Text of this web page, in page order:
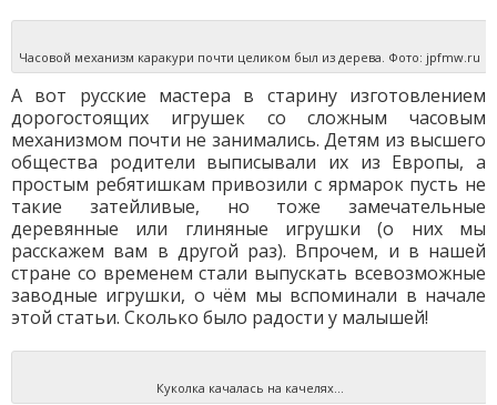
Часовой механизм каракури почти целиком был из дерева. Фото: jpfmw.ru
А вот русские мастера в старину изготовлением
дорогостоящих игрушек со сложным часовым
механизмом почти не занимались. Детям из высшего
общества родители выписывали их из Европы, а
простым ребятишкам привозили с ярмарок пусть не
такие затейливые, но тоже замечательные
деревянные или глиняные игрушки (о них мы
расскажем вам в другой раз). Впрочем, и в нашей
стране со временем стали выпускать всевозможные
заводные игрушки, о чём мы вспоминали в начале
этой статьи. Сколько было радости у малышей!
Куколка качалась на качелях…